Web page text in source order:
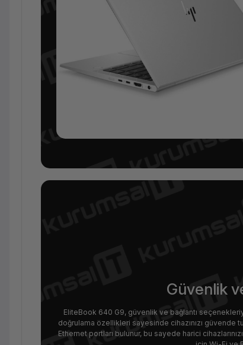
Güvenlik
EliteBook 640 G9, güvenlik ve bağlantı
doğrulama özellikleri sayesinde cihazınızı güvende
Ethernet portları bulunur, bu sayede harici